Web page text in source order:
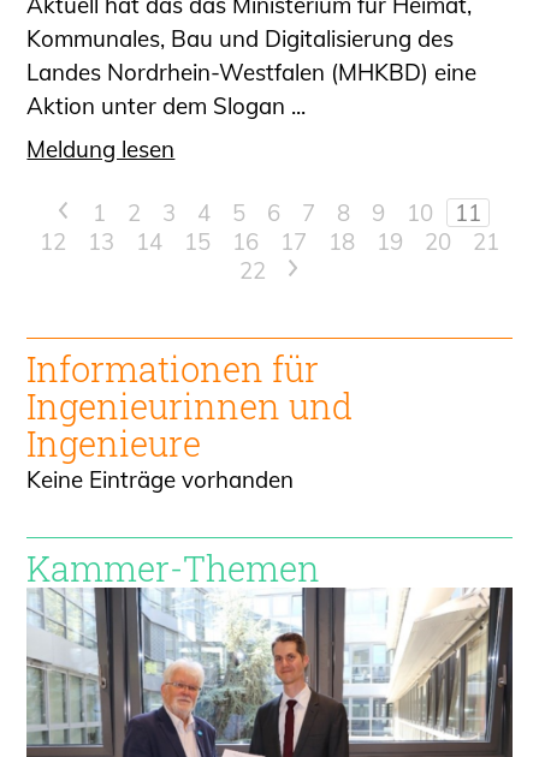
Kommunales, Bau und Digitalisierung des
Landes Nordrhein-Westfalen (MHKBD) eine
Aktion unter dem Slogan ...
Meldung lesen
< 1 2 3 4 5 6 7 8 9 10
11
12
13 14 15 16 17 18 19 20
21
22
>
Informationen für
Ingenieurinnen und
Ingenieure
Keine Einträge vorhanden
Kammer-Themen